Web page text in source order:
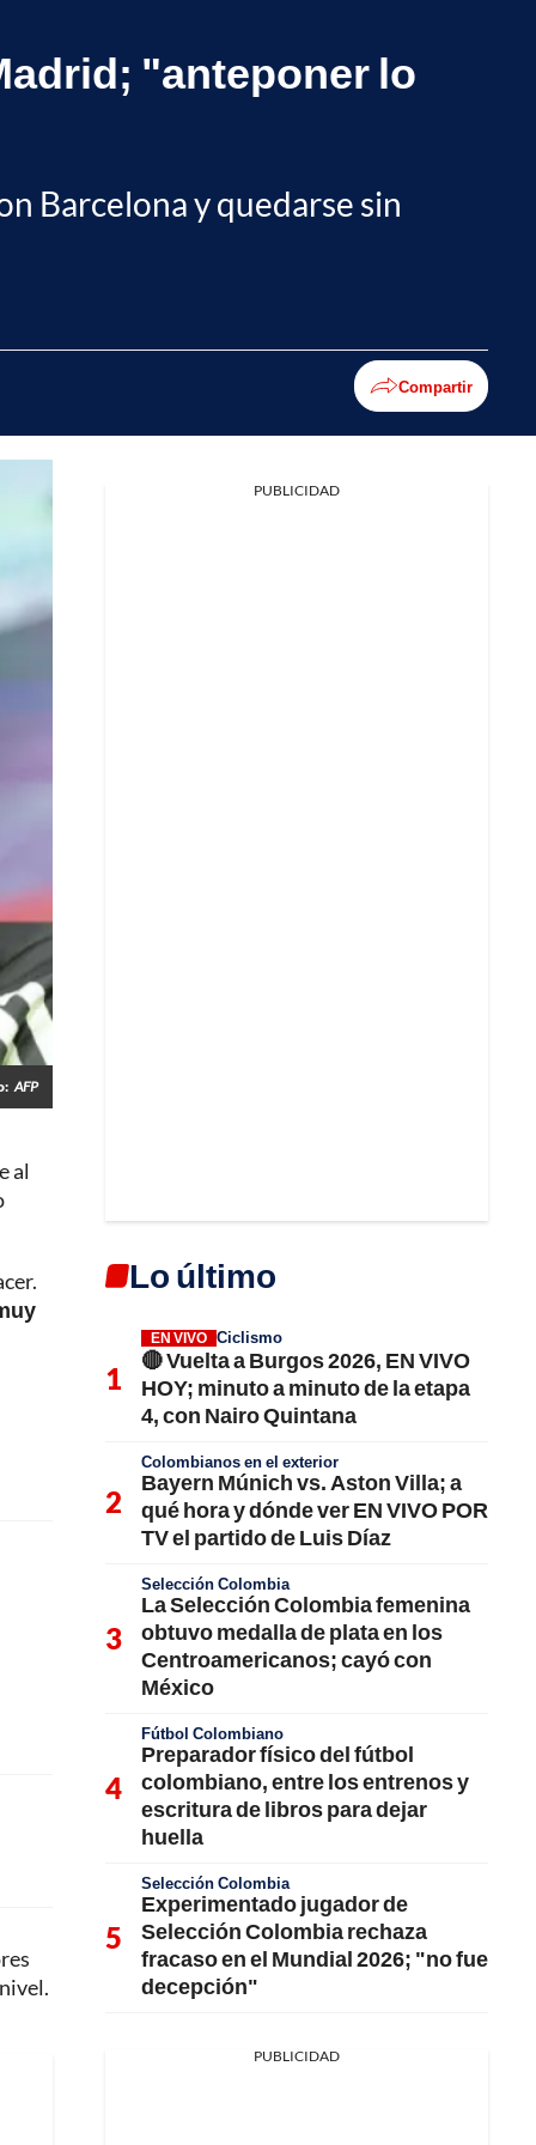
"anteponer lo
Barcelona y quedarse sin
Compartir
AFP
al
PUBLICIDAD
Lo último
EN VIVO Ciclismo
🔴 Vuelta a Burgos 2026, EN VIVO
HOY; minuto a minuto de la etapa
4, con Nairo Quintana
Colombianos en el exterior
Bayern Múnich vs. Aston Villa; a
qué hora y dónde ver EN VIVO POR
TV el partido de Luis Díaz
Selección Colombia
La Selección Colombia femenina
obtuvo medalla de plata en los
Centroamericanos; cayó con
México
Fútbol Colombiano
Preparador físico del fútbol
colombiano, entre los entrenos y
escritura de libros para dejar
huella
Selección Colombia
Experimentado jugador de
Selección Colombia rechaza
fracaso en el Mundial 2026; "no fue
decepción"
PUBLICIDAD